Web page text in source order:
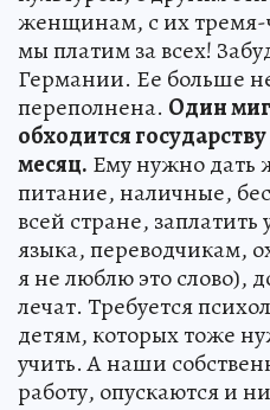
женщинам, с их
мы платим за всех!
Германии. Ее больше
переполнена. Один
обходится
месяц. Ему нужно дать
питание, наличные,
всей стране,
языка, переводчикам,
я не люблю это слово),
лечат. Требуется
детям, которых тоже
учить. А наши
работу, опускаются и